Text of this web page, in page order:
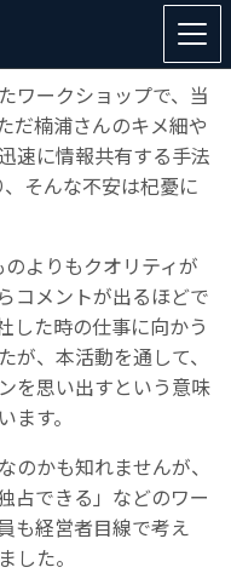
、貴重な学びの機会
た。
ワークショップで、当
だ楠浦さんのキメ細や
速に情報共有する手法
そんな不安は杞憂に
よりもクオリティが
コメントが出るほどで
した時の仕事に向かう
が、本活動を通して、
を思い出すという意味
す。
かも知れませんが、
占できる」などのワー
も経営者目線で考え
した。